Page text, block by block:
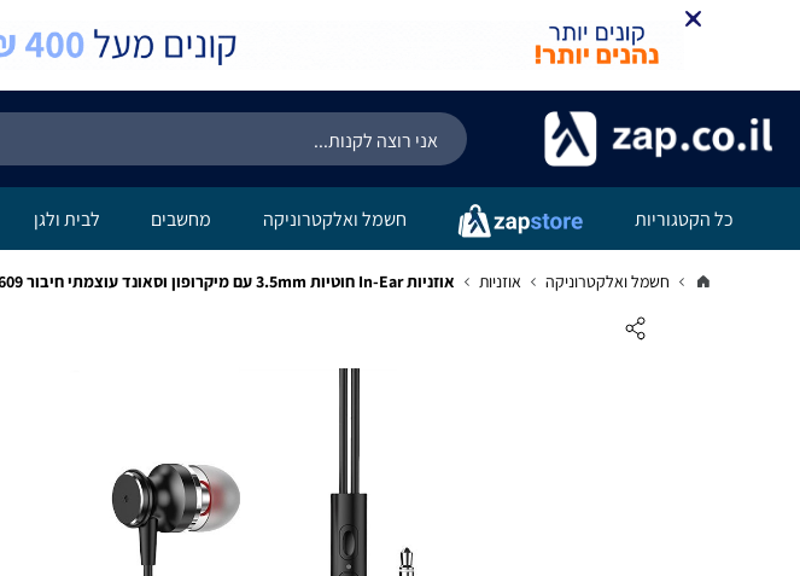
כל הקטגוריות חשמל ואלקטרוניקה מחשבים לבית ולגן
חשמל ואלקטרוניקה אוזניות אוזניות In-Ear חוטיות 3.5mm עם מיקרופון וסאונד עוצמתי חיבור AUX T609